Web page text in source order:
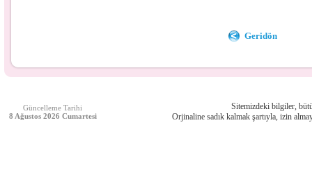
Geridön
Güncelleme Tarihi
8 Ağustos 2026 Cumartesi
Sitemizdeki bilgiler,
Orjinaline sadık kalmak şartıyla, izin